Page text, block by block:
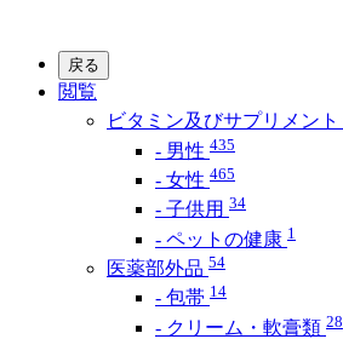
戻る
閲覧
ビタミン及びサプリメント
- 男性 435
- 女性 465
- 子供用 34
- ペットの健康 1
医薬部外品 54
- 包帯 14
- クリーム・軟膏類 28